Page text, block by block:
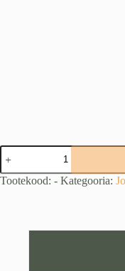
Extreme
Lite
III
jope,
Tootekood: - Kategooria: